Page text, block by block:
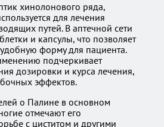
хинолонового ряда,
для лечения
путей. В аптечной сети
и капсулы, что позволяет
форму для пациента.
подчеркивает
дозировки и курса лечения,
эффектов.
о Палине в основном
отмечают его
с циститом и другими